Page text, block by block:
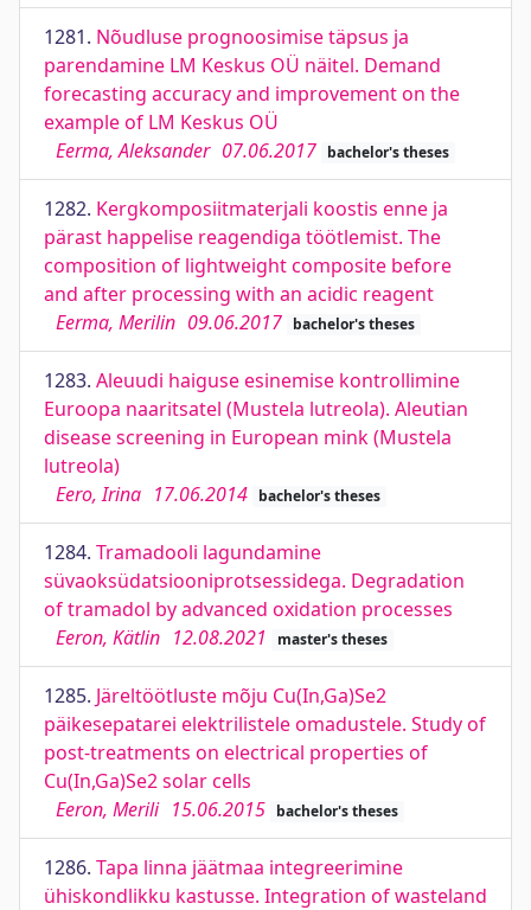
1281. Nõudluse prognoosimise täpsus ja
parendamine LM Keskus OÜ näitel. Demand
forecasting accuracy and improvement on the
example of LM Keskus OÜ
Eerma, Aleksander 07.06.2017 bachelor's theses
1282. Kergkomposiitmaterjali koostis enne ja
pärast happelise reagendiga töötlemist. The
composition of lightweight composite before
and after processing with an acidic reagent
Eerma, Merilin 09.06.2017 bachelor's theses
1283. Aleuudi haiguse esinemise kontrollimine
Euroopa naaritsatel (Mustela lutreola). Aleutian
disease screening in European mink (Mustela
lutreola)
Eero, Irina 17.06.2014 bachelor's theses
1284. Tramadooli lagundamine
süvaoksüdatsiooniprotsessidega. Degradation
of tramadol by advanced oxidation processes
Eeron, Kätlin 12.08.2021 master's theses
1285. Järeltöötluste mõju Cu(In,Ga)Se2
päikesepatarei elektrilistele omadustele. Study of
post-treatments on electrical properties of
Cu(In,Ga)Se2 solar cells
Eeron, Merili 15.06.2015 bachelor's theses
1286. Tapa linna jäätmaa integreerimine
ühiskondlikku kastusse. Integration of wasteland